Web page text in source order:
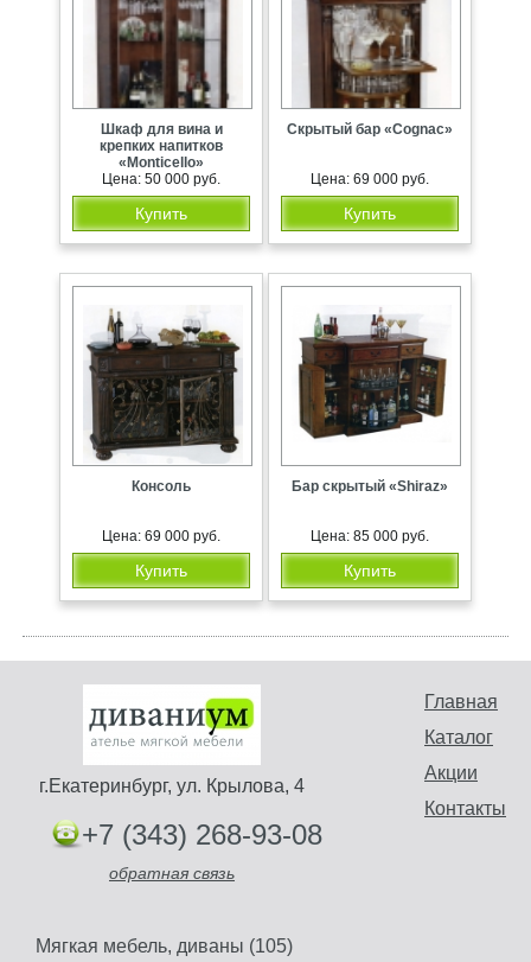
Шкаф для вина и
крепких напитков
«Monticello»
Цена: 50 000 руб.
Купить
Скрытый бар «Cognac»
Цена: 69 000 руб.
Купить
Консоль
Цена: 69 000 руб.
Купить
Бар скрытый «Shiraz»
Цена: 85 000 руб.
Купить
Главная
Каталог
Акции
Контакты
г.Екатеринбург, ул. Крылова, 4
+7 (343) 268-93-08
обратная связь
Мягкая мебель, диваны (105)